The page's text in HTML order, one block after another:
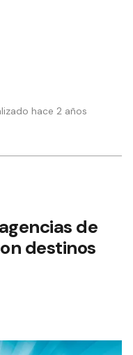
hace 2 años
de
destinos